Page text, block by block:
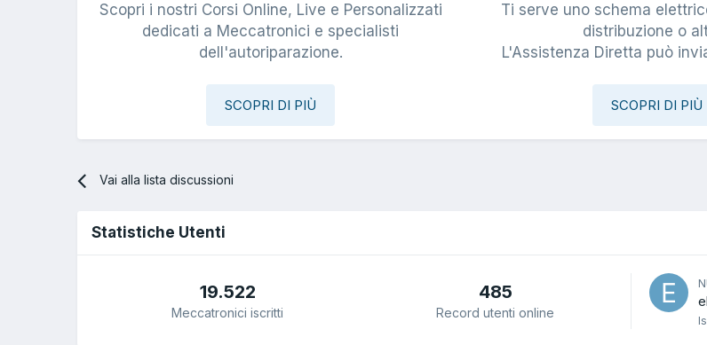
Scopri i nostri Corsi Online, Live e Personalizzati
dedicati a Meccatronici e specialisti
dell'autoriparazione.
SCOPRI DI PIÙ
Ti serve uno schema
distribuzione o
L'Assistenza Diretta può
SCOPRI DI PIÙ
Vai alla lista discussioni
Statistiche Utenti
19.522
Meccatronici iscritti
485
Record utenti online